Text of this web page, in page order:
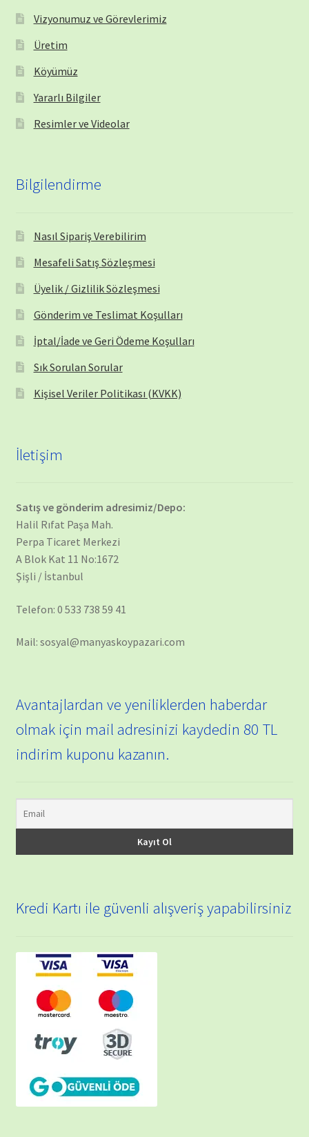
Vizyonumuz ve Görevlerimiz
Üretim
Köyümüz
Yararlı Bilgiler
Resimler ve Videolar
Bilgilendirme
Nasıl Sipariş Verebilirim
Mesafeli Satış Sözleşmesi
Üyelik / Gizlilik Sözleşmesi
Gönderim ve Teslimat Koşulları
İptal/İade ve Geri Ödeme Koşulları
Sık Sorulan Sorular
Kişisel Veriler Politikası (KVKK)
İletişim
Satış ve gönderim adresimiz/Depo:
Halil Rıfat Paşa Mah.
Perpa Ticaret Merkezi
A Blok Kat 11 No:1672
Şişli / İstanbul
Telefon: 0 533 738 59 41
Mail: sosyal@manyaskoypazari.com
Avantajlardan ve yeniliklerden haberdar
olmak için mail adresinizi kaydedin 80 TL
indirim kuponu kazanın.
Kredi Kartı ile güvenli alışveriş yapabilirsiniz